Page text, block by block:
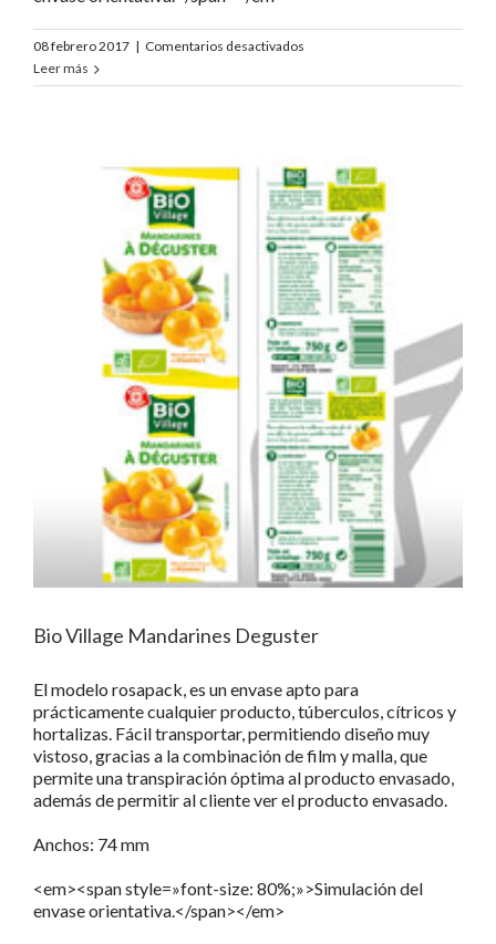
08 febrero 2017 | Comentarios desactivados
Village
Leer más
Bio Village Mandarines Deguster
El modelo rosapack, es un envase apto para
prácticamente cualquier producto, túberculos, cítricos y
hortalizas. Fácil transportar, permitiendo diseño muy
vistoso, gracias a la combinación de film y malla, que
permite una transpiración óptima al producto envasado,
además de permitir al cliente ver el producto envasado.
Anchos: 74 mm
<em><span style=»font-size: 80%;»>Simulación del
envase orientativa.</span></em>